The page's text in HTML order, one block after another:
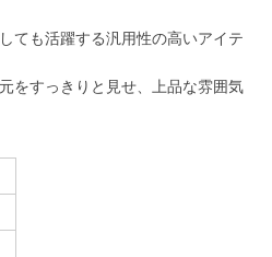
ても活躍する汎用性の高いアイテ
をすっきりと見せ、上品な雰囲気